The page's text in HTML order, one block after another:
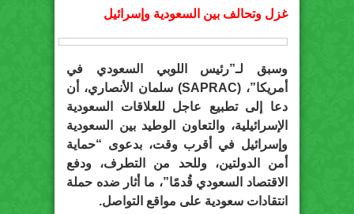
غزل وتحالف بين السعودية وإسرائيل
وسبق لـ”رئيس اللوبي السعودي في
أمريكا”، (SAPRAC) سلمان الأنصاري، أن
دعا إلى تطبيع عاجل للعلاقات السعودية
الإسرائيلية، والتعاون الوطيد بين السعودية
وإسرائيل في أقرب وقت، بدعوى “حماية
أمن الدولتين، وللحد من التطرف، ودفع
الاقتصاد السعودي قُدمًا”، ما أثار ضده حملة
انتقادات سعودية على مواقع التواصل.